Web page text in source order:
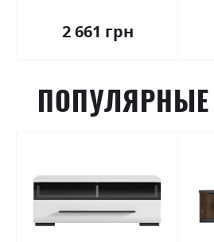
2 661 грн